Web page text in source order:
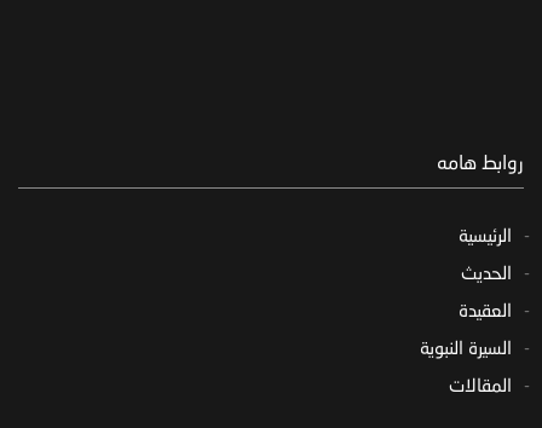
روابط هامه
الرئيسية
الحديث
العقيدة
السيرة النبوية
المقالات